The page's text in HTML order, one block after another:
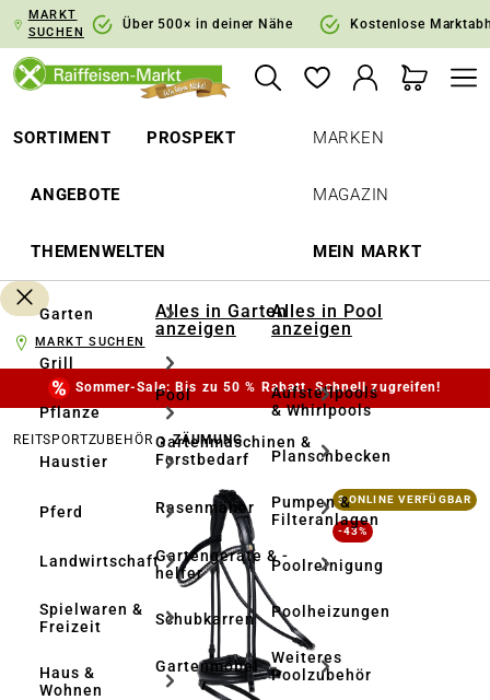
Zur Hauptnavigation springen
MARKT
SUCHEN
Über 500× in deiner Nähe Kostenlose
SORTIMENT PROSPEKT
ANGEBOTE
THEMENWELTEN
MARKEN
MAGAZIN
MEIN MARKT
Garten
Grill
Pflanze
Haustier
Pferd
Landwirtschaft
Spielwaren &
Freizeit
Haus &
Wohnen
Alles in Garten
anzeigen
Pool
Gartenmaschinen &
Forstbedarf
Rasenmäher
Gartengeräte & -
helfer
Schubkarren
Gartenmöbel
Alles in Pool
anzeigen
Aufstellpools
& Whirlpools
Planschbecken
Pumpen &
Filteranlagen
Poolreinigung
Poolheizungen
Weiteres
Poolzubehör
MARKT SUCHEN
Sommer-Sale: Bis zu 50 % Rabatt. Schnell zugreifen!
REITSPORTZUBEHÖR ZÄUMUNG
Bildergalerie überspringen 3 ONLINE VERFÜGBAR
-43%